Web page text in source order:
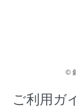
©
ご利用ガ